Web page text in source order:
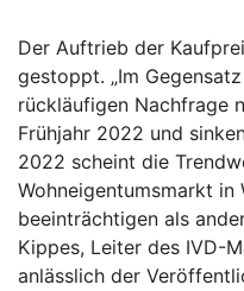
Der Auftrieb der
gestoppt. „Im
rückläufigen Nachfrage
Frühjahr 2022 und
2022 scheint die
Wohneigentumsmarkt in
beeinträchtigen als
Kippes, Leiter des IVD-
anlässlich der